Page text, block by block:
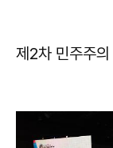
제2차 민주주